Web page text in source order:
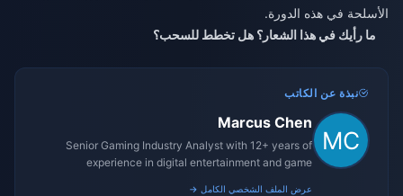
الأسلحة في هذه الدورة.
ما رأيك في هذا الشعار؟ هل تخطط للسحب؟
نبذة عن الكاتب
Marcus Chen
Senior Gaming Industry Analyst with 12+ years of
experience in digital entertainment and game
عرض الملف الشخصي الكامل →